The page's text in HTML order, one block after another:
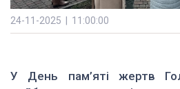
24-11-2025 | 11:00:00
У День пам’яті жертв